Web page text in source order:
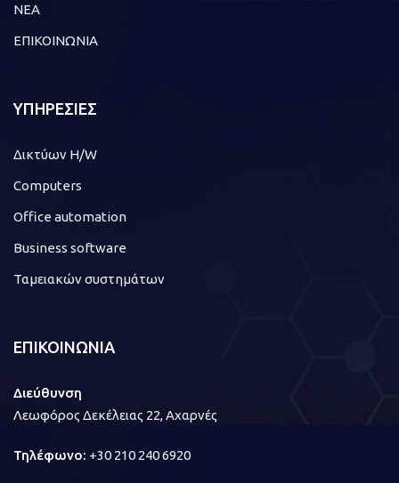
ΝΕΑ
ΕΠΙΚΟΙΝΩΝΙΑ
ΥΠΗΡΕΣΙΕΣ
Δικτύων H/W
Computers
Office automation
Business software
Ταμειακών συστημάτων
ΕΠΙΚΟΙΝΩΝΙΑ
Διεύθυνση
Λεωφόρος Δεκέλειας 22, Αχαρνές
Τηλέφωνο: +30 210 240 6920